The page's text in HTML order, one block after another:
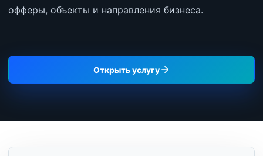
офферы, объекты и направления бизнеса.
Открыть услугу